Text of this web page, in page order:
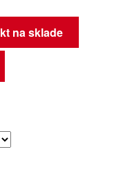
na sklade